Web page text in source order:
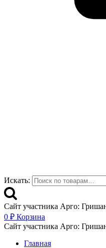
Искать:
Сайт участника Арго:
0 ₽ Корзина
Сайт участника Арго:
Главная